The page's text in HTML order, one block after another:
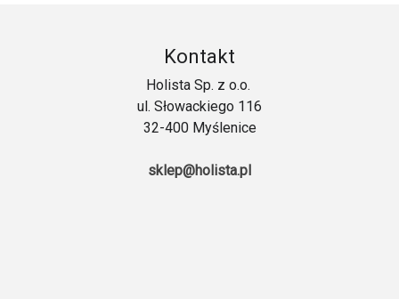
Kontakt
Holista Sp. z o.o.
ul. Słowackiego 116
32-400 Myślenice
sklep@holista.pl